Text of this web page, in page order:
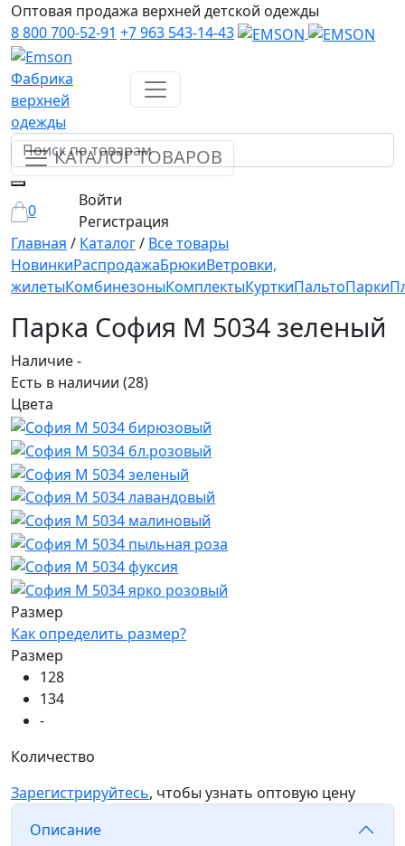
Оптовая продажа верхней детской одежды
8 800 700-52-91 +7 963 543-14-43
Фабрика
верхней
одежды
КАТАЛОГ ТОВАРОВ
0
Войти
Регистрация
Главная / Каталог/ Все товары
НовинкиРаспродажаБрюкиВетровки,
жилетыКомбинезоныКомплектыКурткиПальтоПарки
Парка София М 5034 зеленый
Наличие -
Есть в наличии (28)
Цвета
Размер
Как определить размер?
Размер
128
134
-
Количество
Зарегистрируйтесь, чтобы узнать оптовую цену
Описание